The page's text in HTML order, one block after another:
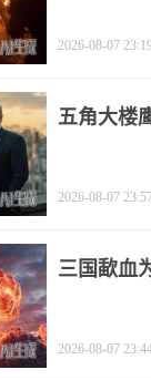
2026-08-07
五角大楼
2026-08-07
三国歃血
2026-08-07